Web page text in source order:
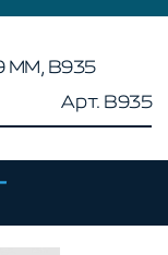
B935
Арт. B935